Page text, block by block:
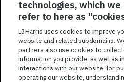
employés à réaliser leur plein
à nos employés, sans égard à leur
origine nationale, leur handicap ou
combattant, d’innover afin de
coriaces de nos clients.
technologies, which
refer to here as
L3Harris uses cookies to improve
website and related subdomains.
partners also use cookies to
information you provide, as well as
interactions with our website, for
operating our website,